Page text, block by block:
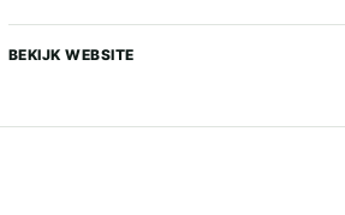
BEKIJK WEBSITE